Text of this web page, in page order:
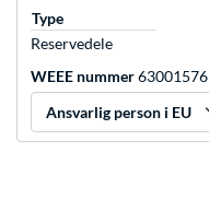
Type
Reservedele
WEEE nummer63001576
Ansvarlig person i EU